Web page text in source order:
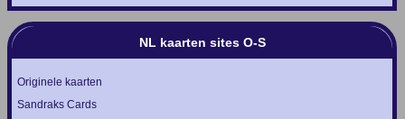
NL kaarten sites O-S
Originele kaarten
Sandraks Cards